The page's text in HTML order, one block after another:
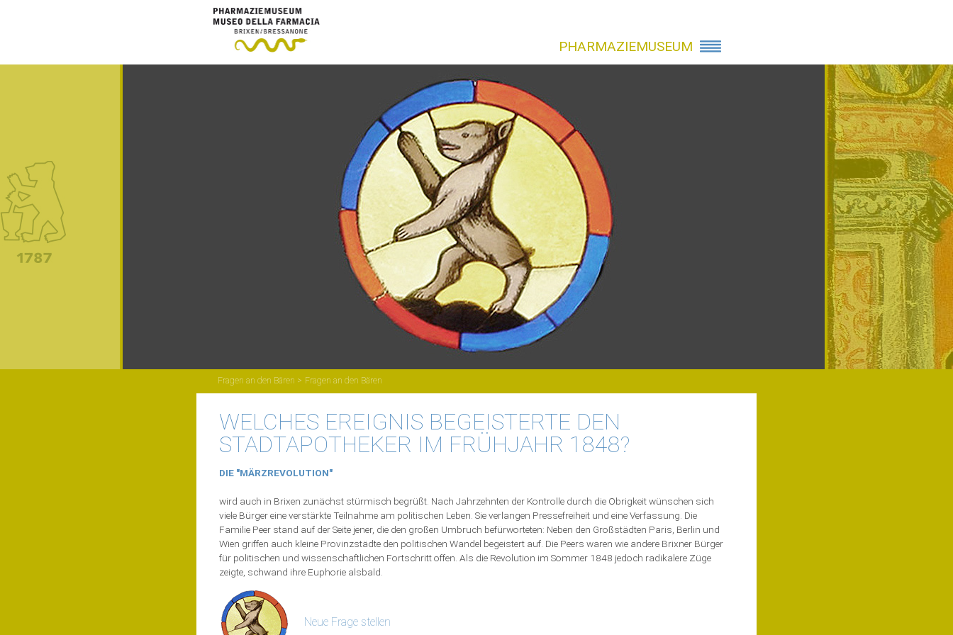
PHARMAZIEMUSEUM
Fragen an den Bären Fragen an den Bären
WELCHES EREIGNIS BEGEISTERTE DEN
STADTAPOTHEKER IM FRÜHJAHR 1848?
DIE "MÄRZREVOLUTION"
wird auch in Brixen zunächst stürmisch begrüßt. Nach Jahrzehnten der Kontrolle durch die Obrigkeit wünschen sich
viele Bürger eine verstärkte Teilnahme am politischen Leben. Sie verlangen Pressefreiheit und eine Verfassung. Die
Familie Peer stand auf der Seite jener, die den großen Umbruch befürworteten: Neben den Großstädten Paris, Berlin und
Wien griffen auch kleine Provinzstädte den politischen Wandel begeistert auf. Die Peers waren wie andere Brixner Bürger
für politischen und wissenschaftlichen Fortschritt offen. Als die Revolution im Sommer 1848 jedoch radikalere Züge
zeigte, schwand ihre Euphorie alsbald.
Neue Frage stellen